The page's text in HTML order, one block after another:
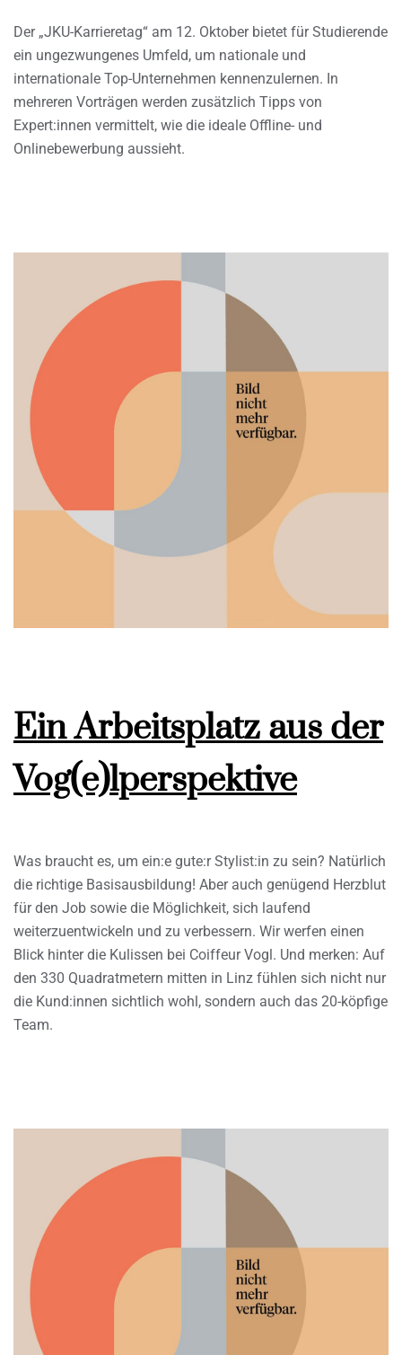
Der „JKU-Karrieretag“ am 12. Oktober bietet für Studierende
ein ungezwungenes Umfeld, um nationale und
internationale Top-Unternehmen kennenzulernen. In
mehreren Vorträgen werden zusätzlich Tipps von
Expert:innen vermittelt, wie die ideale Offline- und
Onlinebewerbung aussieht.
Ein Arbeitsplatz aus der
Vog(e)lperspektive
Was braucht es, um ein:e gute:r Stylist:in zu sein? Natürlich
die richtige Basisausbildung! Aber auch genügend Herzblut
für den Job sowie die Möglichkeit, sich laufend
weiterzuentwickeln und zu verbessern. Wir werfen einen
Blick hinter die Kulissen bei Coiffeur Vogl. Und merken: Auf
den 330 Quadratmetern mitten in Linz fühlen sich nicht nur
die Kund:innen sichtlich wohl, sondern auch das 20-köpfige
Team.